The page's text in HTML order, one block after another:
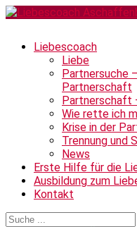
Liebescoach
Liebe
Partnersuche
Partnerschaft
Partnerschaft
Wie rette ich
Krise in der
Trennung und
News
Erste Hilfe für die
Ausbildung zum
Kontakt